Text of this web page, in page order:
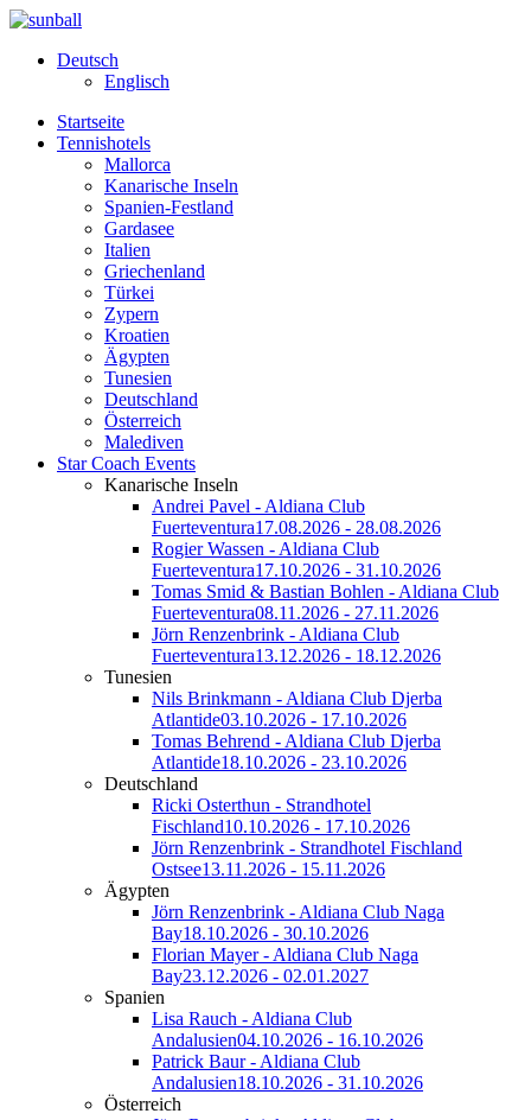
Deutsch
Englisch
Startseite
Tennishotels
Mallorca
Kanarische Inseln
Spanien-Festland
Gardasee
Italien
Griechenland
Türkei
Zypern
Kroatien
Ägypten
Tunesien
Deutschland
Österreich
Malediven
Star Coach Events
Kanarische Inseln
Andrei Pavel - Aldiana Club
Fuerteventura17.08.2026 - 28.08.2026
Rogier Wassen - Aldiana Club
Fuerteventura17.10.2026 - 31.10.2026
Tomas Smid & Bastian Bohlen - Aldiana Club
Fuerteventura08.11.2026 - 27.11.2026
Jörn Renzenbrink - Aldiana Club
Fuerteventura13.12.2026 - 18.12.2026
Tunesien
Nils Brinkmann - Aldiana Club Djerba
Atlantide03.10.2026 - 17.10.2026
Tomas Behrend - Aldiana Club Djerba
Atlantide18.10.2026 - 23.10.2026
Deutschland
Ricki Osterthun - Strandhotel
Fischland10.10.2026 - 17.10.2026
Jörn Renzenbrink - Strandhotel Fischland
Ostsee13.11.2026 - 15.11.2026
Ägypten
Jörn Renzenbrink - Aldiana Club Naga
Bay18.10.2026 - 30.10.2026
Florian Mayer - Aldiana Club Naga
Bay23.12.2026 - 02.01.2027
Spanien
Lisa Rauch - Aldiana Club
Andalusien04.10.2026 - 16.10.2026
Patrick Baur - Aldiana Club
Andalusien18.10.2026 - 31.10.2026
Österreich